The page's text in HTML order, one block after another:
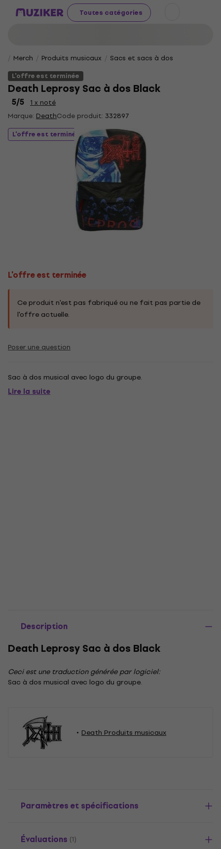
Toutes catégories
Merch Produits musicaux
Sacs et sacs à dos
L'offre est terminée
Death Leprosy Sac à dos Black
5/5
1 x noté
Marque: DeathCode produit: 332897
L'offre est terminée
L'offre est terminée
Ce produit n'est pas fabriqué ou ne fait pas partie de
l'offre actuelle.
Poser une question
Sac à dos musical avec logo du groupe.
Lire la suite
Description
Death Leprosy Sac à dos Black
Ceci est une traduction générée par logiciel:
Sac à dos musical avec logo du groupe.
Death Produits musicaux
Paramètres et spécifications
Évaluations (1)